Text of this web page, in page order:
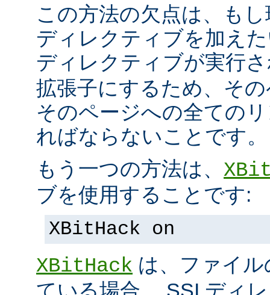
この方法の欠点は、も
ディレクティブを加え
ディレクティブが実行
拡張子にするため、そ
そのページへの全ての
ればならないことです。
もう一つの方法は、
ブを使用することです:
XBitHack on
XBitHack は、ファイ